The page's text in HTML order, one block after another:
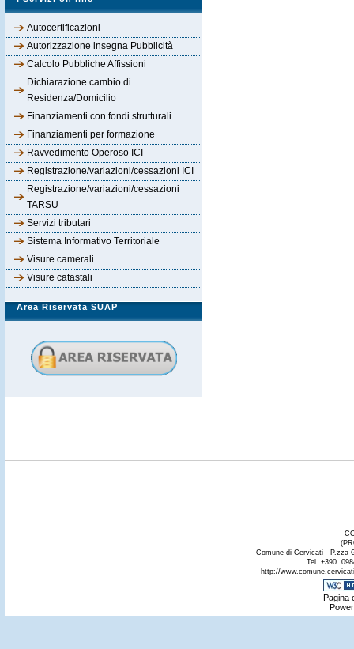
Autocertificazioni
Autorizzazione insegna Pubblicità
Calcolo Pubbliche Affissioni
Dichiarazione cambio di
Residenza/Domicilio
Finanziamenti con fondi strutturali
Finanziamenti per formazione
Ravvedimento Operoso ICI
Registrazione/variazioni/cessazioni ICI
Registrazione/variazioni/cessazioni
TARSU
Servizi tributari
Sistema Informativo Territoriale
Visure camerali
Visure catastali
Area Riservata SUAP
Comune di Cervicati - P.zza
Tel. +390
http://
Pagina